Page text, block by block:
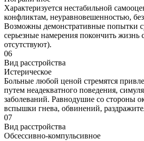
Характеризуется нестабильной
конфликтам, неуравновешенностью,
Возможны демонстративные попытки
серьезные намерения покончить жизнь
отсутствуют).
06
Вид расстройства
Истерическое
Больные любой ценой стремятся
путем неадекватного поведения,
заболеваний. Равнодушие со стороны
вспышки гнева, обвинений,
07
Вид расстройства
Обсессивно-компульсивное